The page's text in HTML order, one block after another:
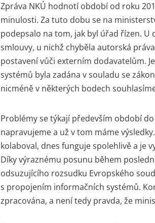
Zpráva NKÚ hodnotí období od roku
minulosti. Za tuto dobu se na
podepsalo na tom, jak byl úřad řízen.
smlouvy, u nichž chyběla autorská
postavení vůči externím dodavatelům.
systémů byla zadána v souladu se
nicméně v některých bodech
Problémy se týkají především období
napravujeme a už v tom máme
kolaboval, dnes funguje spolehlivě a je
Díky výraznému posunu během
odsuzujícího rozsudku Evropského
s propojením informačních systémů.
zpracována, a není tedy pravda, že